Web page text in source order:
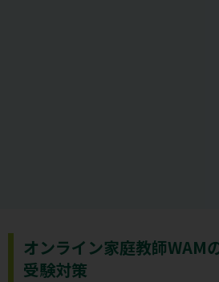
オンライン家庭教師WAM
受験対策